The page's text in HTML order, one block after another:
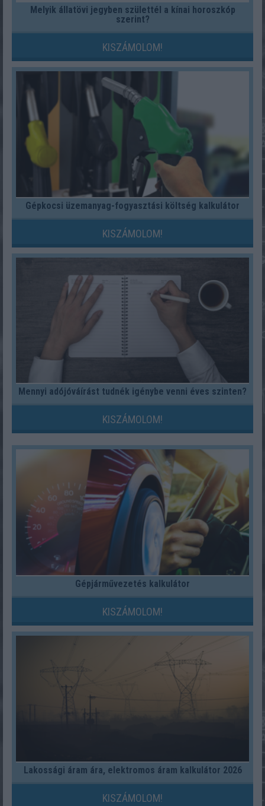
Melyik állatövi jegyben születtél a kínai horoszkóp
szerint?
KISZÁMOLOM!
Gépkocsi üzemanyag-fogyasztási költség kalkulátor
KISZÁMOLOM!
Mennyi adójóváírást tudnék igénybe venni éves szinten?
KISZÁMOLOM!
Gépjárművezetés kalkulátor
KISZÁMOLOM!
Lakossági áram ára, elektromos áram kalkulátor 2026
KISZÁMOLOM!